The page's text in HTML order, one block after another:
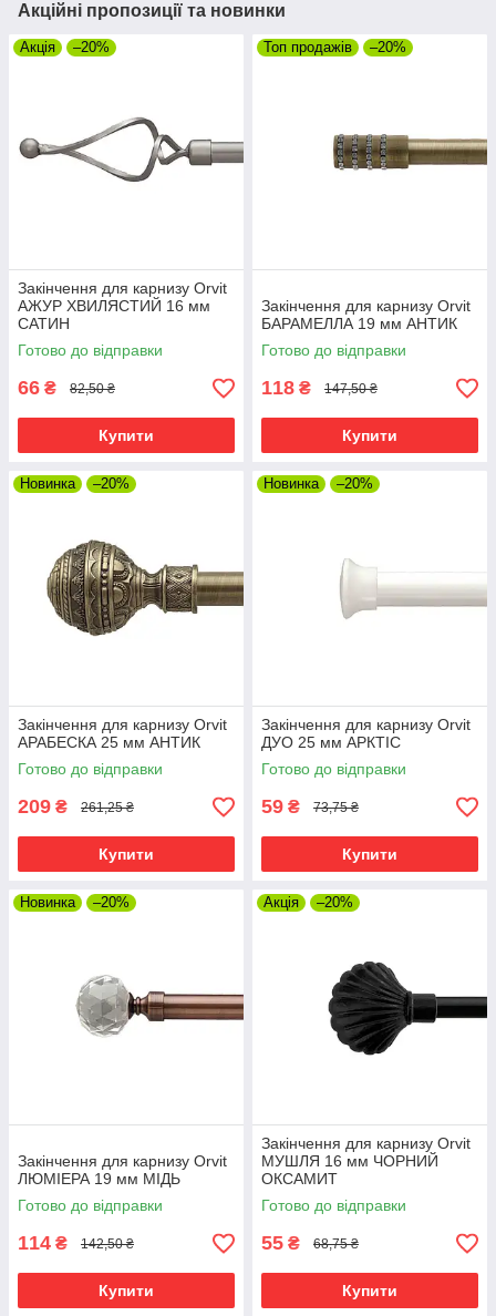
Акційні пропозиції та новинки
Акція –20%
Закінчення для карнизу Orvit
АЖУР ХВИЛЯСТИЙ 16 мм
САТИН
Готово до відправки
66 ₴ 82,50 ₴
Купити
Топ продажів –20%
Закінчення для карнизу Orvit
БАРАМЕЛЛА 19 мм АНТИК
Готово до відправки
118 ₴ 147,50 ₴
Купити
Новинка –20%
Закінчення для карнизу Orvit
АРАБЕСКА 25 мм АНТИК
Готово до відправки
209 ₴ 261,25 ₴
Купити
Новинка –20%
Закінчення для карнизу Orvit
ДУО 25 мм АРКТІС
Готово до відправки
59 ₴ 73,75 ₴
Купити
Новинка –20%
Закінчення для карнизу Orvit
ЛЮМІЕРА 19 мм МІДЬ
Готово до відправки
114 ₴ 142,50 ₴
Купити
Акція –20%
Закінчення для карнизу Orvit
МУШЛЯ 16 мм ЧОРНИЙ
ОКСАМИТ
Готово до відправки
55 ₴ 68,75 ₴
Купити